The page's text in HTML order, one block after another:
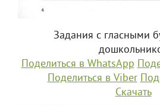
Задания с гласными
Поделиться в WhatsApp
Поделиться в Viber
Скачать